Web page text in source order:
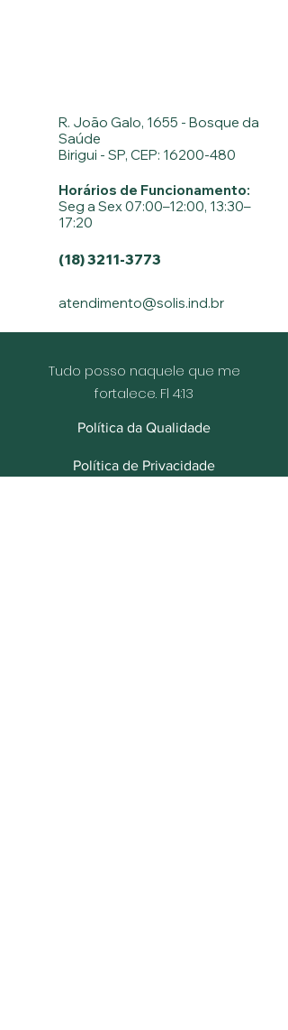
R. João Galo, 1655 - Bosque da
Saúde
Birigui - SP, CEP: 16200-480
Horários de Funcionamento:
Seg a Sex 07:00–12:00, 13:30–
17:20
(18) 3211-3773
atendimento@solis.ind.br
Tudo posso naquele que me
fortalece. Fl 4:13
Política da Qualidade
Política de Privacidade